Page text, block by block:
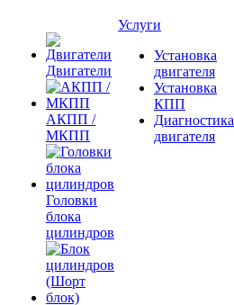
Двигатели
АКПП /
МКПП
Головки
блока
цилиндров
Услуги
Установка
двигателя
Установка
КПП
Диагностика
двигателя